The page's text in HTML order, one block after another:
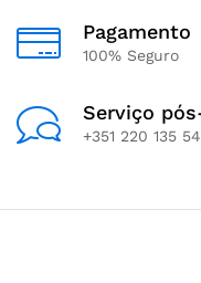
Pagamento
100% Seguro
Serviço
+351 220 135